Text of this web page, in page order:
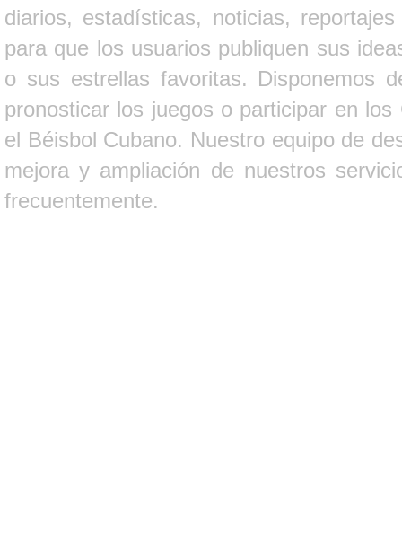
diarios, estadísticas, noticias,
para que los usuarios publiquen sus
o sus estrellas favoritas. Disponemos
pronosticar los juegos o participar en
el Béisbol Cubano. Nuestro equipo de
mejora y ampliación de nuestros
frecuentemente.